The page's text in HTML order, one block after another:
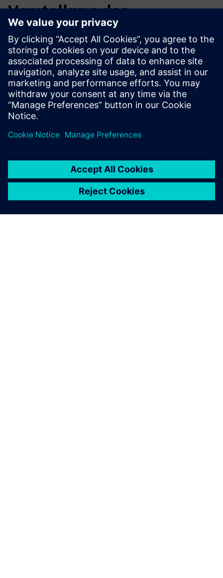
Vorstellung des
Referenten
SIEMENS DIGITAL INDUSTRIES SOFTWARE
Romain Gonard
Produktmanager Simcenter System
Analyst